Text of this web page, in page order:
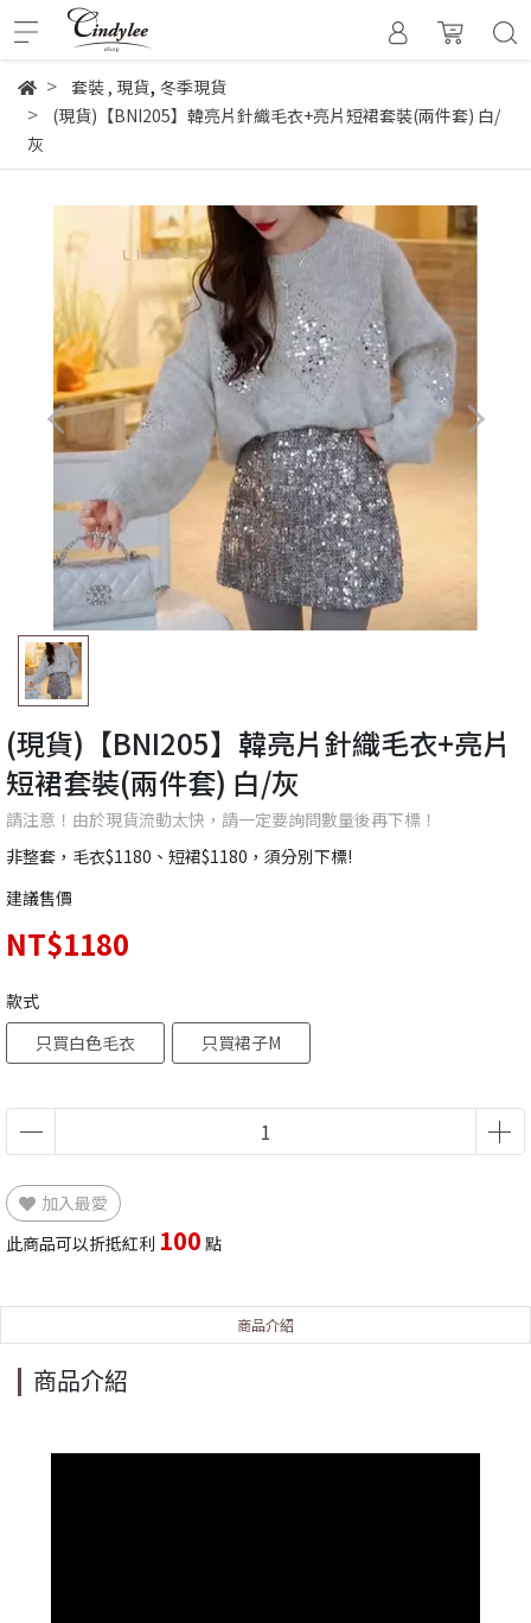
套裝, 現貨, 冬季現貨
(現貨)【BNI205】韓亮片針織毛衣+亮片短裙套裝(兩件套) 白/
灰
(現貨)【BNI205】韓亮片針織毛衣+亮片
短裙套裝(兩件套) 白/灰
請注意！由於現貨流動太快，請一定要詢問數量後再下標！
非整套，毛衣$1180、短裙$1180，須分別下標!
建議售價
NT$1180
款式
只買白色毛衣
只買裙子M
加入最愛
此商品可以折抵紅利 100 點
商品介紹
商品介紹